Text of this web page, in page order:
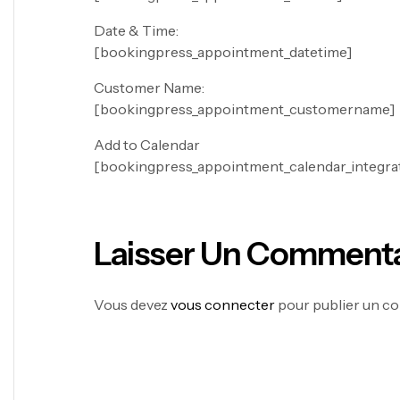
Date & Time:
[bookingpress_appointment_datetime]
Customer Name:
[bookingpress_appointment_customername]
Add to Calendar
Laisser Un
Vous devez vous connecter pour publier un